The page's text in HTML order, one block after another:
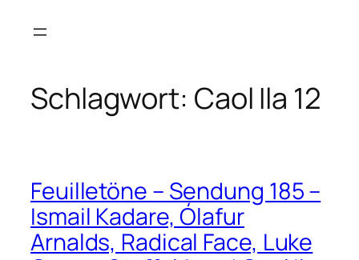
Inhalt
Schlagwort: Caol Ila 12
Feuilletöne – Sendung 185 –
Ismail Kadare, Ólafur
Arnalds, Radical Face, Luke